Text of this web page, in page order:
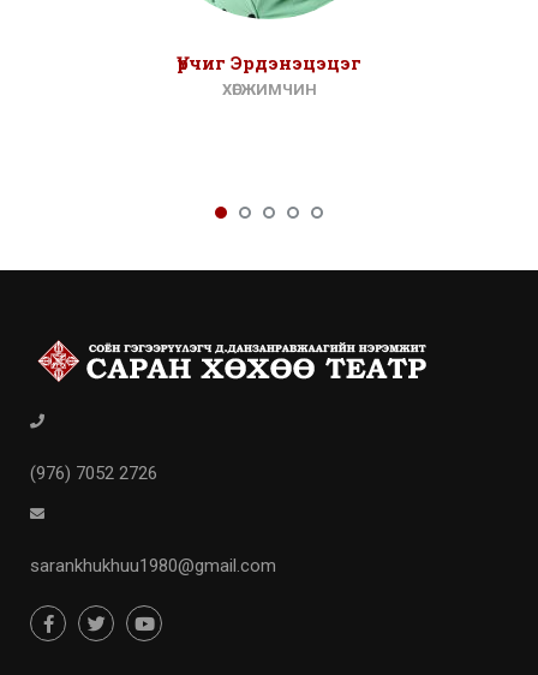
Үрчиг Эрдэнэцэцэг
ХӨГЖИМЧИН
(976) 7052 2726
sarankhukhuu1980@gmail.com